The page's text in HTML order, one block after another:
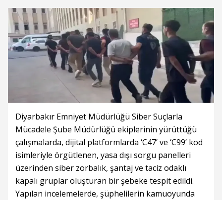
Diyarbakır Emniyet Müdürlüğü Siber Suçlarla
Mücadele Şube Müdürlüğü ekiplerinin yürüttüğü
çalışmalarda, dijital platformlarda ‘C47’ ve ‘C99’ kod
isimleriyle örgütlenen, yasa dışı sorgu panelleri
üzerinden siber zorbalık, şantaj ve taciz odaklı
kapalı gruplar oluşturan bir şebeke tespit edildi.
Yapılan incelemelerde, şüphelilerin kamuoyunda